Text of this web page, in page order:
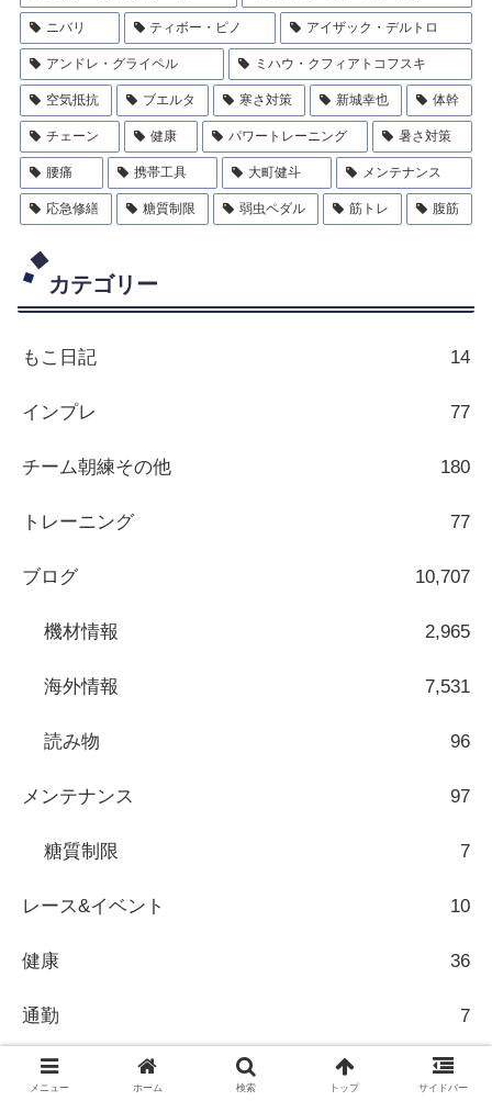
ニバリ ティボー・ピノ アイザック・デルトロ
アンドレ・グライペル ミハウ・クフィアトコフスキ
空気抵抗 ブエルタ 寒さ対策 新城幸也 体幹
チェーン 健康 パワートレーニング 暑さ対策
腰痛 携帯工具 大町健斗 メンテナンス
応急修繕 糖質制限 弱虫ペダル 筋トレ 腹筋
カテゴリー
もこ日記 14
インプレ 77
チーム朝練その他 180
トレーニング 77
ブログ 10,707
機材情報 2,965
海外情報 7,531
読み物 96
メンテナンス 97
糖質制限 7
レース&イベント 10
健康 36
通勤 7
メニュー ホーム 検索 トップ サイドバー